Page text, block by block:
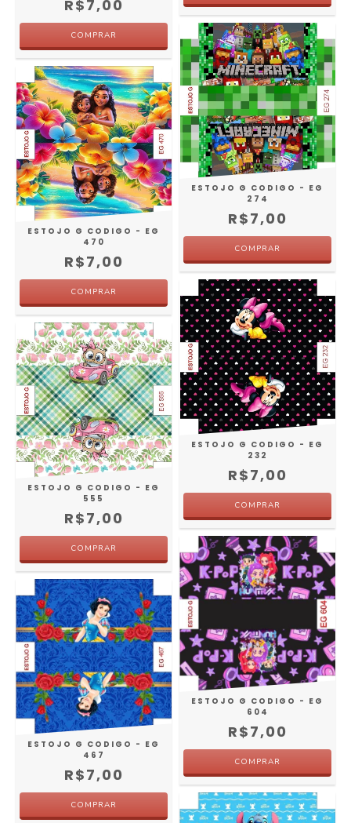
R$7,00
ESTOJO G CODIGO - EG
470
R$7,00
ESTOJO G CODIGO - EG
274
R$7,00
ESTOJO G CODIGO - EG
555
R$7,00
ESTOJO G CODIGO - EG
232
R$7,00
ESTOJO G CODIGO - EG
467
R$7,00
ESTOJO G CODIGO - EG
604
R$7,00